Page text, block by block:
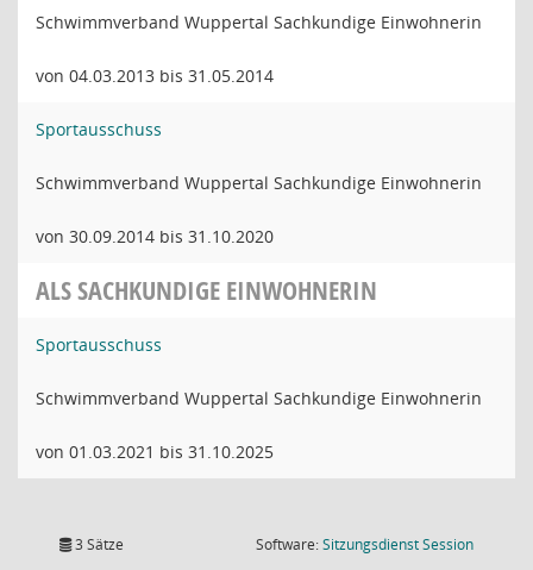
Schwimmverband Wuppertal Sachkundige Einwohnerin
von 04.03.2013 bis 31.05.2014
Sportausschuss
Schwimmverband Wuppertal Sachkundige Einwohnerin
von 30.09.2014 bis 31.10.2020
ALS SACHKUNDIGE EINWOHNERIN
Sportausschuss
Schwimmverband Wuppertal Sachkundige Einwohnerin
von 01.03.2021 bis 31.10.2025
3 Sätze Software:SitzungsdienstSession(Wird in